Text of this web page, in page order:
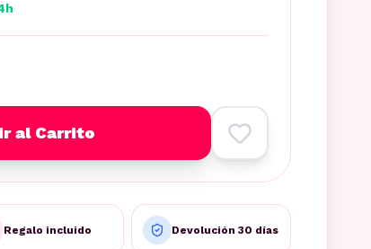
al Carrito
Regalo incluido Devolución 30 días